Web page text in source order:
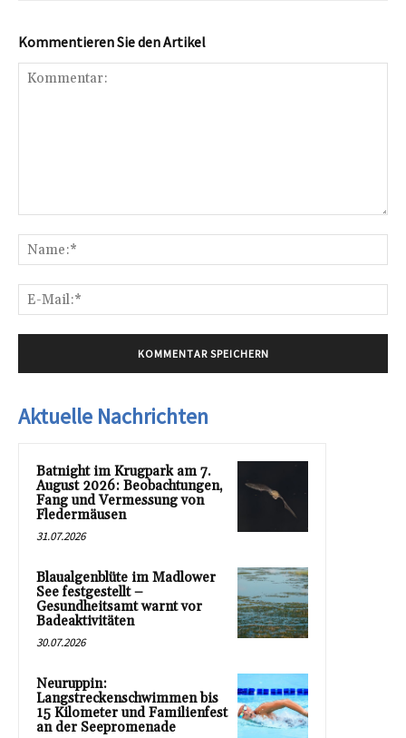
Kommentieren Sie den Artikel
Aktuelle Nachrichten
Batnight im Krugpark am 7.
August 2026: Beobachtungen,
Fang und Vermessung von
Fledermäusen
31.07.2026
Blaualgenblüte im Madlower
See festgestellt –
Gesundheitsamt warnt vor
Badeaktivitäten
30.07.2026
Neuruppin:
Langstreckenschwimmen bis
15 Kilometer und Familienfest
an der Seepromenade